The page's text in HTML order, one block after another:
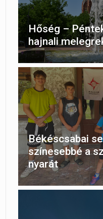
Hőség –
hajnali
Békéscsabai
színesebbé a
nyarát